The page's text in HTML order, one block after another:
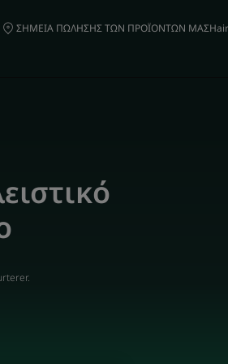
ΣΗΜΕΙΑ ΠΩΛΗΣΗΣ ΤΩΝ ΠΡΟΪΟΝΤΩΝ ΜΑΣ
.